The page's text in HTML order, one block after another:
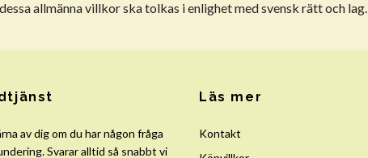
allmänna villkor ska tolkas i enlighet med svensk rätt och lag.
av dig om du har någon fråga
Svarar alltid så snabbt vi
Läs mer
Kontakt